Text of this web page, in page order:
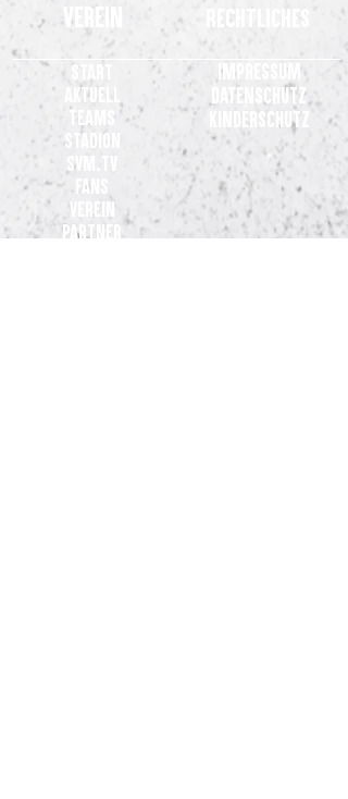
SV Meppen E-Sports: 100€
Erlös für die FIFA-Karte von
Thilo Leugers
Verein Rechtliches
Start
Aktuell
Teams
Stadion
SVM.TV
Fans
Partner
Impressum
Datenschutz
Kinderschutz